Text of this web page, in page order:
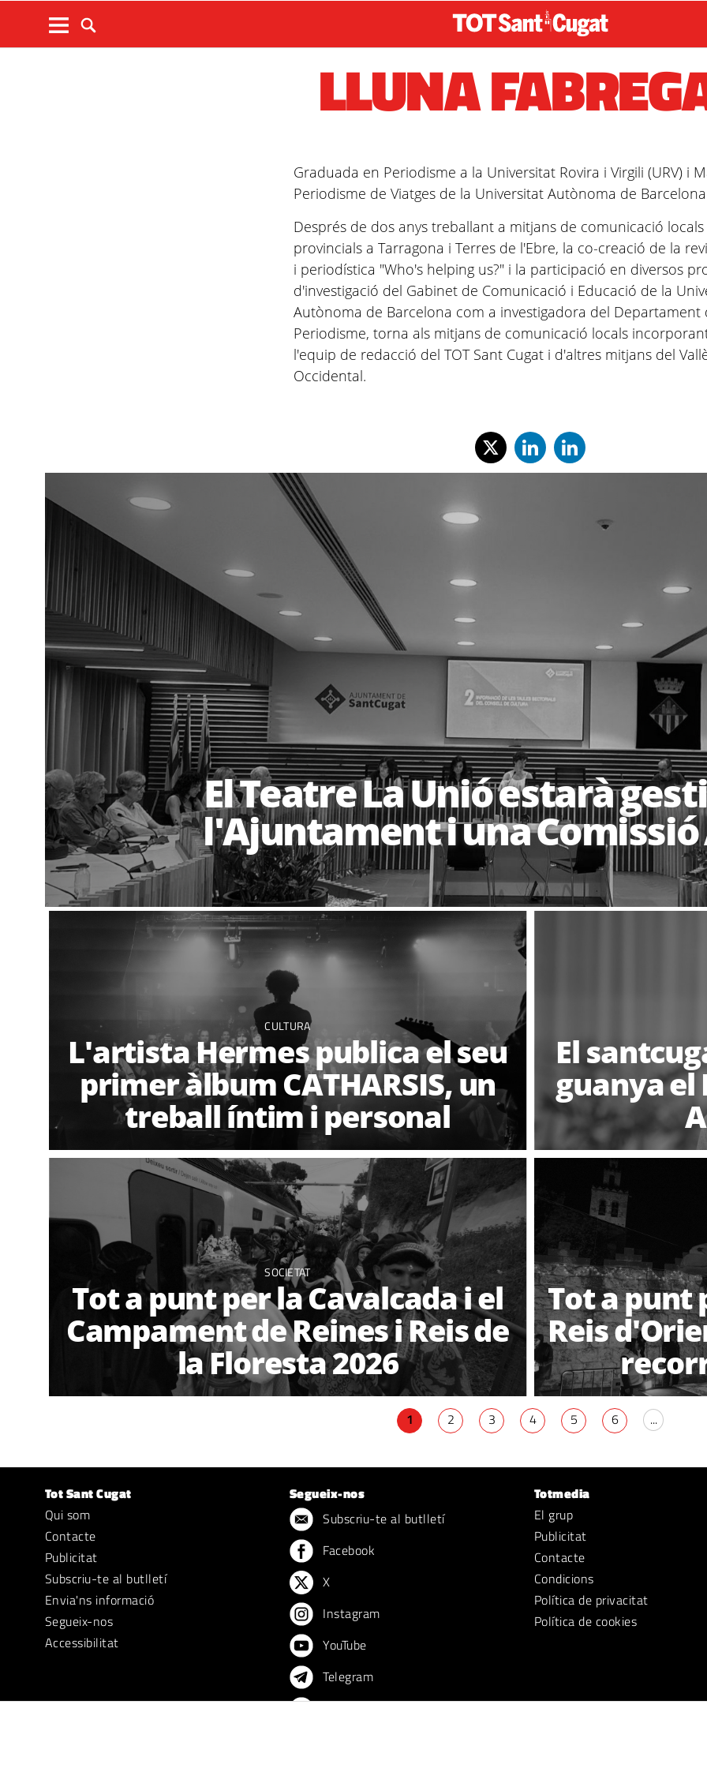
LLUNA
Graduada en Periodisme a la Universitat Rovira i Virgili (URV) i
Periodisme de Viatges de la Universitat Autònoma de Barcelona
Després de dos anys treballant a mitjans de comunicació locals
provincials a Tarragona i Terres de l'Ebre, la co-creació de la
i periodística "Who's helping us?" i la participació en diversos
d'investigació del Gabinet de Comunicació i Educació de la
Autònoma de Barcelona com a investigadora del Departament
Periodisme, torna als mitjans de comunicació locals
l'equip de redacció del TOT Sant Cugat i d'altres mitjans del
Occidental.
El Teatre La Unió estarà
l'Ajuntament i una
CULTURA
L'artista Hermes publica el seu
primer àlbum CATHARSIS, un
treball íntim i personal
El
guanya el
SOCIETAT
Tot a punt per la Cavalcada i el
Campament de Reines i Reis de
la Floresta 2026
Tot a punt
Reis
1 2 3 4 5 6 ...
Tot Sant Cugat
Qui som
Contacte
Publicitat
Subscriu-te al butlletí
Envia'ns informació
Segueix-nos
Accessibilitat
Segueix-nos
Subscriu-te al butlletí
Facebook
X
Instagram
YouTube
Telegram
TikTok
Totmedia
El grup
Publicitat
Contacte
Condicions
Política de privacitat
Política de cookies